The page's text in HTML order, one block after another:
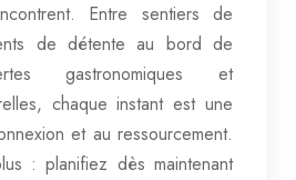
Entre sentiers de
de détente au bord de
gastronomiques et
chaque instant est une
et au ressourcement.
: planifiez dès maintenant